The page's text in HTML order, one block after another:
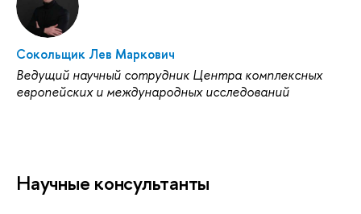
Сокольщик Лев Маркович
Ведущий научный сотрудник Центра комплексных
европейских и международных исследований
Научные консультанты